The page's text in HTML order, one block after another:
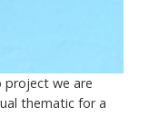
project we are
thematic for a